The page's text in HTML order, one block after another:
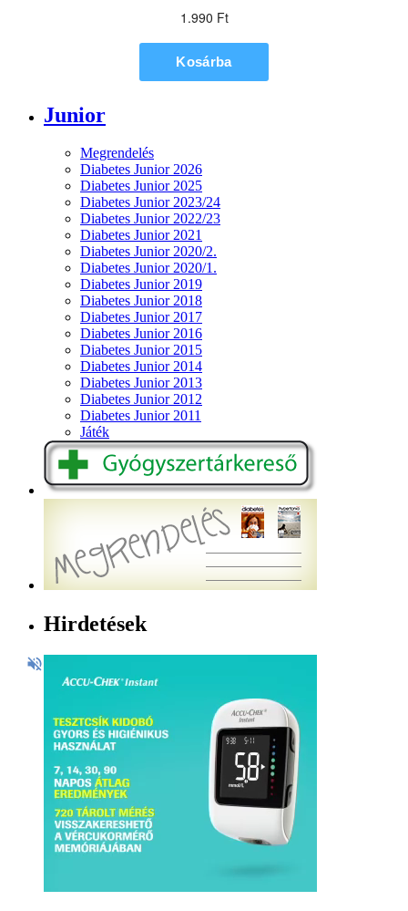
Junior
Megrendelés
Diabetes Junior 2026
Diabetes Junior 2025
Diabetes Junior 2023/24
Diabetes Junior 2022/23
Diabetes Junior 2021
Diabetes Junior 2020/2.
Diabetes Junior 2020/1.
Diabetes Junior 2019
Diabetes Junior 2018
Diabetes Junior 2017
Diabetes Junior 2016
Diabetes Junior 2015
Diabetes Junior 2014
Diabetes Junior 2013
Diabetes Junior 2012
Diabetes Junior 2011
Játék
Hirdetések